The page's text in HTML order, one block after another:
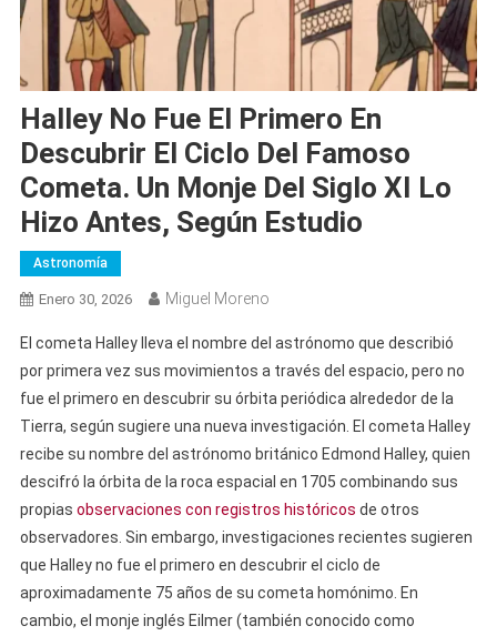
Halley No Fue El Primero En
Descubrir El Ciclo Del Famoso
Cometa. Un Monje Del Siglo XI Lo
Hizo Antes, Según Estudio
Astronomía
Enero 30, 2026 Miguel Moreno
El cometa Halley lleva el nombre del astrónomo que describió
por primera vez sus movimientos a través del espacio, pero no
fue el primero en descubrir su órbita periódica alrededor de la
Tierra, según sugiere una nueva investigación. El cometa Halley
recibe su nombre del astrónomo británico Edmond Halley, quien
descifró la órbita de la roca espacial en 1705 combinando sus
propias observaciones con registros históricos de otros
observadores. Sin embargo, investigaciones recientes sugieren
que Halley no fue el primero en descubrir el ciclo de
aproximadamente 75 años de su cometa homónimo. En
cambio, el monje inglés Eilmer (también conocido como